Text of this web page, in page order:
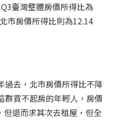
臺灣整體房價所得比為
市房價所得比則為12.14
過去，北市房價所得比不降
群買不起房的年輕人，房價
退而求其次去租屋，但全